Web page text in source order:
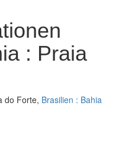
: Praia
do Forte, Brasilien : Bahia